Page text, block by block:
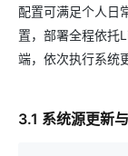
配置可满足个人日
置，部署全程依托
端，依次执行系统
3.1 系统源更新